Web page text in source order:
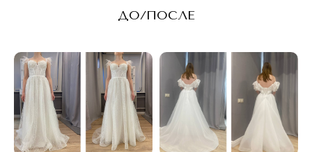
ДО/ПОСЛЕ
КУТУЗОВСКИЙ ПРОСПЕКТ Д.45
Адрес:
(рядом с подъездом 12)